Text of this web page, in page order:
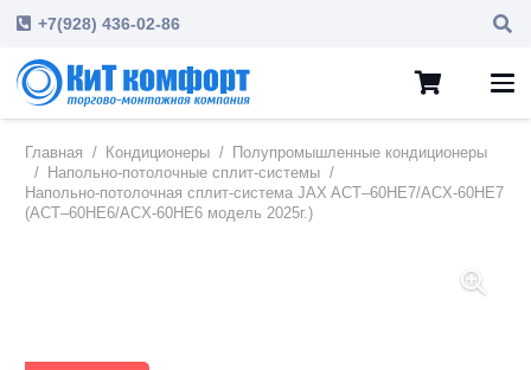
+7(928) 436-02-86
Главная / Кондиционеры /
Полупромышленные кондиционеры
/
Напольно-потолочные сплит-системы /
Напольно-потолочная сплит-система JAX ACT–60HE7/ACX-60HE7
(ACT–60HE6/ACX-60HE6 модель 2025г.)